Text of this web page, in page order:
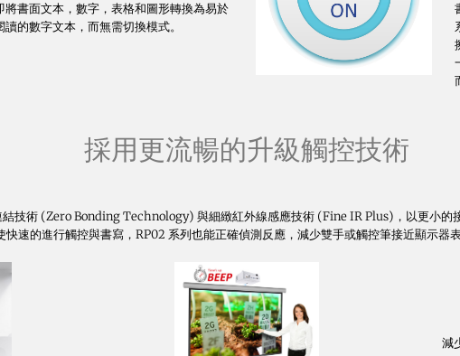
將書面文本，數字，表格和圖形轉換為易於
讀的數字文本，而無需切換模式。
採用更流暢的升級觸控技術
結技術 (Zero Bonding Technology) 與細緻紅外線感應技術 (Fine IR Plus)，以更小的
速的進行觸控與書寫，RP02 系列也能正確偵測反應，減少雙手或觸控筆接近顯示器
減